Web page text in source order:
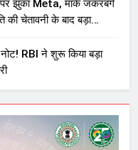
पर झुका Meta, मार्क जकरबर्ग
की चेतावनी के बाद बड़ा
RBI ने शुरू किया बड़ा